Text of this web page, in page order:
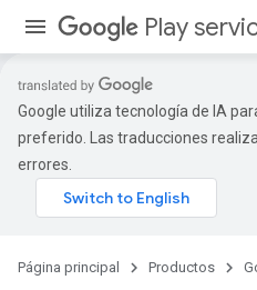
Play
Google utiliza tecnología de IA
preferido. Las traducciones
errores.
Página principal Productos